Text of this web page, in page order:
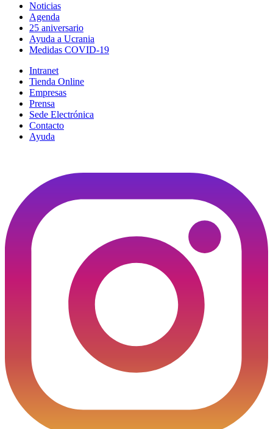
Noticias
Agenda
25 aniversario
Ayuda a Ucrania
Medidas COVID-19
Intranet
Tienda Online
Empresas
Prensa
Sede Electrónica
Contacto
Ayuda